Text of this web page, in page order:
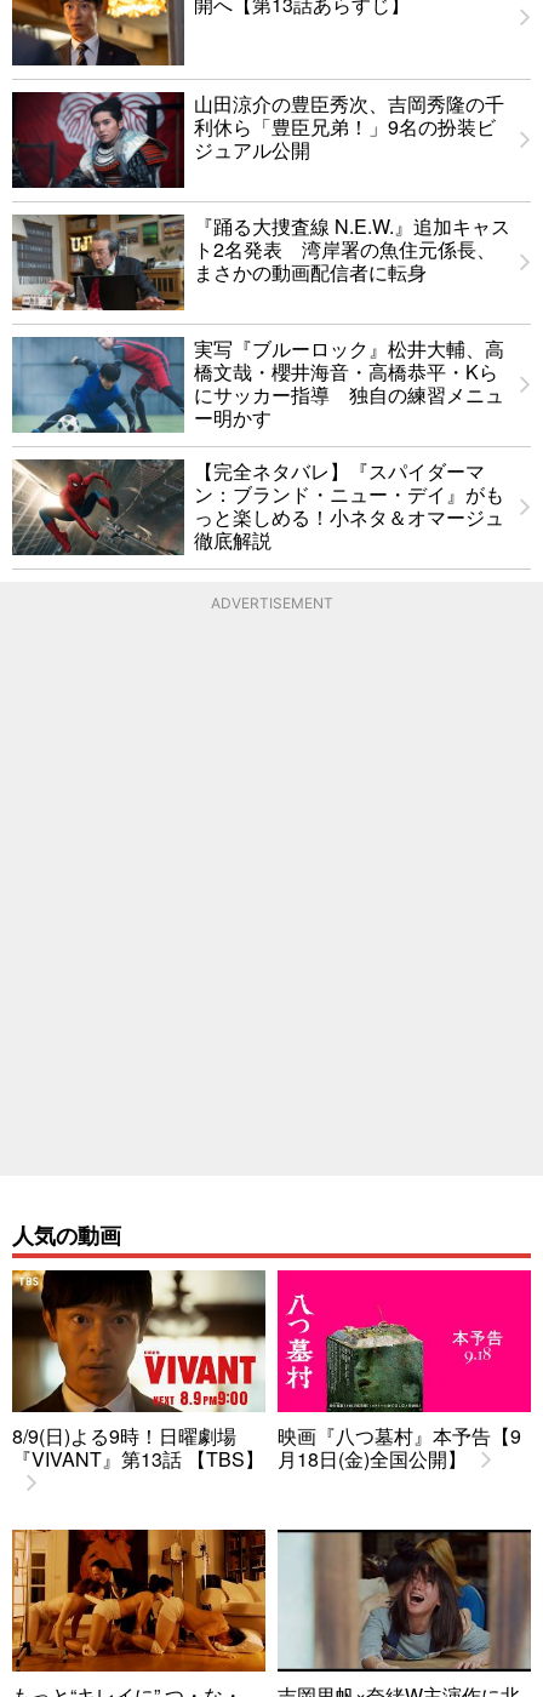
山田涼介の豊臣秀次、吉岡秀隆の千
利休ら「豊臣兄弟！」9名の扮装ビ
ジュアル公開
『踊る大捜査線 N.E.W.』追加キャス
ト2名発表 湾岸署の魚住元係長、
まさかの動画配信者に転身
実写『ブルーロック』松井大輔、高
橋文哉・櫻井海音・高橋恭平・Kら
にサッカー指導 独自の練習メニュ
ー明かす
【完全ネタバレ】『スパイダーマ
ン：ブランド・ニュー・デイ』がも
っと楽しめる！小ネタ＆オマージュ
徹底解説
ADVERTISEMENT
人気の動画
8/9(日)よる9時！日曜劇場
『VIVANT』第13話 【TBS】
映画『八つ墓村』本予告【9
月18日(金)全国公開】